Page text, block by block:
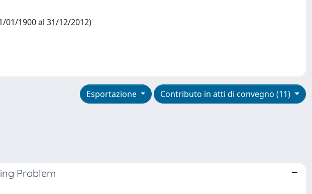
01/1900 al 31/12/2012)
Contributo in atti di convegno (11)
Esportazione
Problem